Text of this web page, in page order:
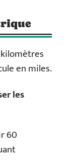
en miles.
les
60